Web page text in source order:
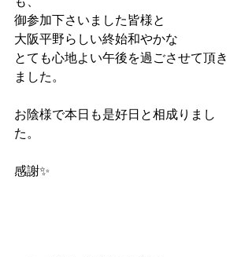
御参加下さいました皆様と
大阪平野らしい終始和やかな
とても心地よい午後を過ごさせて頂き
ました。
お陰様で本日も是好日と相成りまし
た。
感謝✨